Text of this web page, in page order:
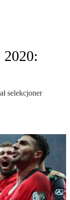
selekcjoner